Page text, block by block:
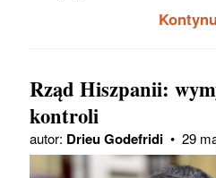
Rząd Hiszpanii:
kontroli
autor: Drieu Godefridi • 29